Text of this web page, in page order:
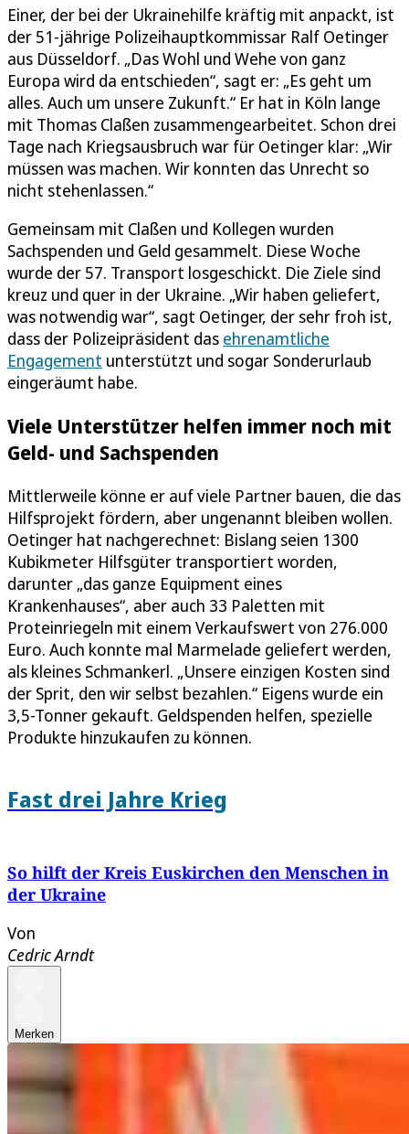
Einer, der bei der Ukrainehilfe kräftig mit anpackt, ist
der 51-jährige Polizeihauptkommissar Ralf Oetinger
aus Düsseldorf. „Das Wohl und Wehe von ganz
Europa wird da entschieden“, sagt er: „Es geht um
alles. Auch um unsere Zukunft.“ Er hat in Köln lange
mit Thomas Claßen zusammengearbeitet. Schon drei
Tage nach Kriegsausbruch war für Oetinger klar: „Wir
müssen was machen. Wir konnten das Unrecht so
nicht stehenlassen.“
Gemeinsam mit Claßen und Kollegen wurden
Sachspenden und Geld gesammelt. Diese Woche
wurde der 57. Transport losgeschickt. Die Ziele sind
kreuz und quer in der Ukraine. „Wir haben geliefert,
was notwendig war“, sagt Oetinger, der sehr froh ist,
dass der Polizeipräsident das ehrenamtliche
Engagement unterstützt und sogar Sonderurlaub
eingeräumt habe.
Viele Unterstützer helfen immer noch mit
Geld- und Sachspenden
Mittlerweile könne er auf viele Partner bauen, die das
Hilfsprojekt fördern, aber ungenannt bleiben wollen.
Oetinger hat nachgerechnet: Bislang seien 1300
Kubikmeter Hilfsgüter transportiert worden,
darunter „das ganze Equipment eines
Krankenhauses“, aber auch 33 Paletten mit
Proteinriegeln mit einem Verkaufswert von 276.000
Euro. Auch konnte mal Marmelade geliefert werden,
als kleines Schmankerl. „Unsere einzigen Kosten sind
der Sprit, den wir selbst bezahlen.“ Eigens wurde ein
3,5-Tonner gekauft. Geldspenden helfen, spezielle
Produkte hinzukaufen zu können.
Fast drei Jahre Krieg
So hilft der Kreis Euskirchen den Menschen in
der Ukraine
Von
Cedric Arndt
Merken